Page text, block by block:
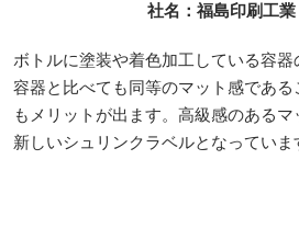
社名：福島印刷工業
ボトルに塗装や着色加工している容
容器と比べても同等のマット感であ
もメリットが出ます。高級感のある
新しいシュリンクラベルとなっていま